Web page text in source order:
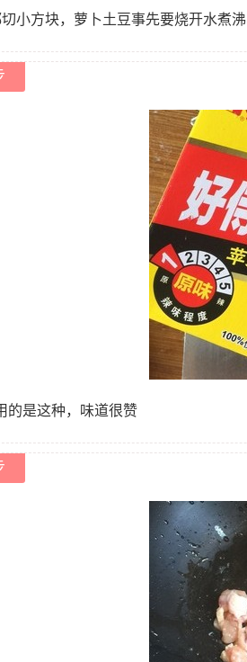
小方块，萝卜土豆事先要烧开水煮沸
的是这种，味道很赞